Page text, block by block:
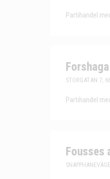
Partihandel
STORGATAN 7,
Partihandel
Fousses